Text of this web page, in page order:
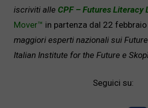
iscriviti alle CPF – Futures Literacy
Mover™ in partenza dal 22
maggiori esperti nazionali sui
Italian Institute for the Future e
Seguici su: